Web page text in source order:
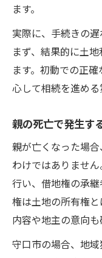
借地権相
ース
借地権の
借地権相
イント
名義変更
手順
借地権相
地主対応が不
借地権相
ます。
実際に、手続きの
まず、結果的に土
ます。初動での正
心して相続を進める
親の死亡で発生す
親が亡くなった場
わけではありませ
行い、借地権の承
権は土地の所有権
内容や地主の意向も
守口市の場合、地